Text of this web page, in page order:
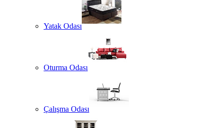
Yatak Odası
Oturma Odası
Çalışma Odası